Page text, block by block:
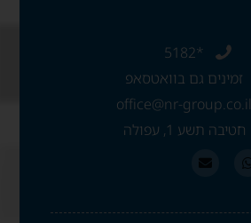
*5182
זמינים גם בוואטסאפ
office@nr-group.co.il
חטיבה תשע 1, עפולה